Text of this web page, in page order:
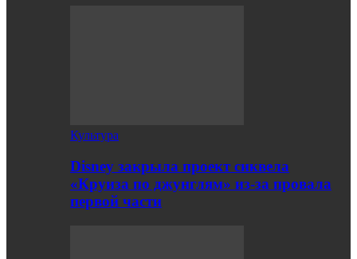
Культура
Disney закрыла проект сиквела
«Круиза по джунглям» из-за провала
первой части